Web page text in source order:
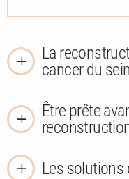
La
cancer du sein
Être prête
Les